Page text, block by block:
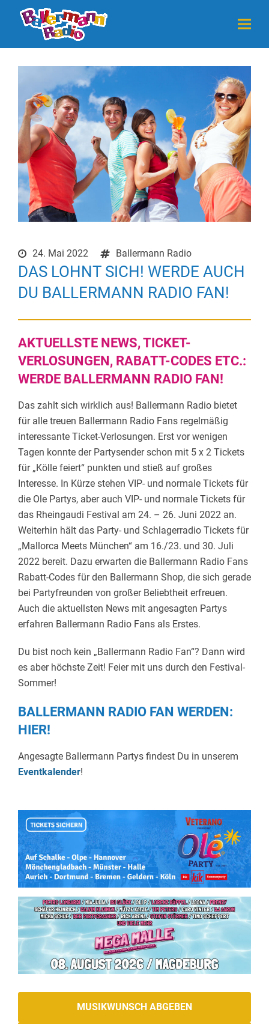
24. Mai 2022 Ballermann Radio
DAS LOHNT SICH! WERDE AUCH
DU BALLERMANN RADIO FAN!
AKTUELLSTE NEWS, TICKET-
VERLOSUNGEN, RABATT-CODES ETC.:
WERDE BALLERMANN RADIO FAN!
Das zahlt sich wirklich aus! Ballermann Radio bietet
für alle treuen Ballermann Radio Fans regelmäßig
interessante Ticket-Verlosungen. Erst vor wenigen
Tagen konnte der Partysender schon mit 5 x 2 Tickets
für „Kölle feiert“ punkten und stieß auf großes
Interesse. In Kürze stehen VIP- und normale Tickets für
die Ole Partys, aber auch VIP- und normale Tickets für
das Rheingaudi Festival am 24. – 26. Juni 2022 an.
Weiterhin hält das Party- und Schlagerradio Tickets für
„Mallorca Meets München“ am 16./23. und 30. Juli
2022 bereit. Dazu erwarten die Ballermann Radio Fans
Rabatt-Codes für den Ballermann Shop, die sich gerade
bei Partyfreunden von großer Beliebtheit erfreuen.
Auch die aktuellsten News mit angesagten Partys
erfahren Ballermann Radio Fans als Erstes.
Du bist noch kein „Ballermann Radio Fan“? Dann wird
es aber höchste Zeit! Feier mit uns durch den Festival-
Sommer!
BALLERMANN RADIO FAN WERDEN:
HIER!
Angesagte Ballermann Partys findest Du in unserem
Eventkalender!
MUSIKWUNSCH ABGEBEN